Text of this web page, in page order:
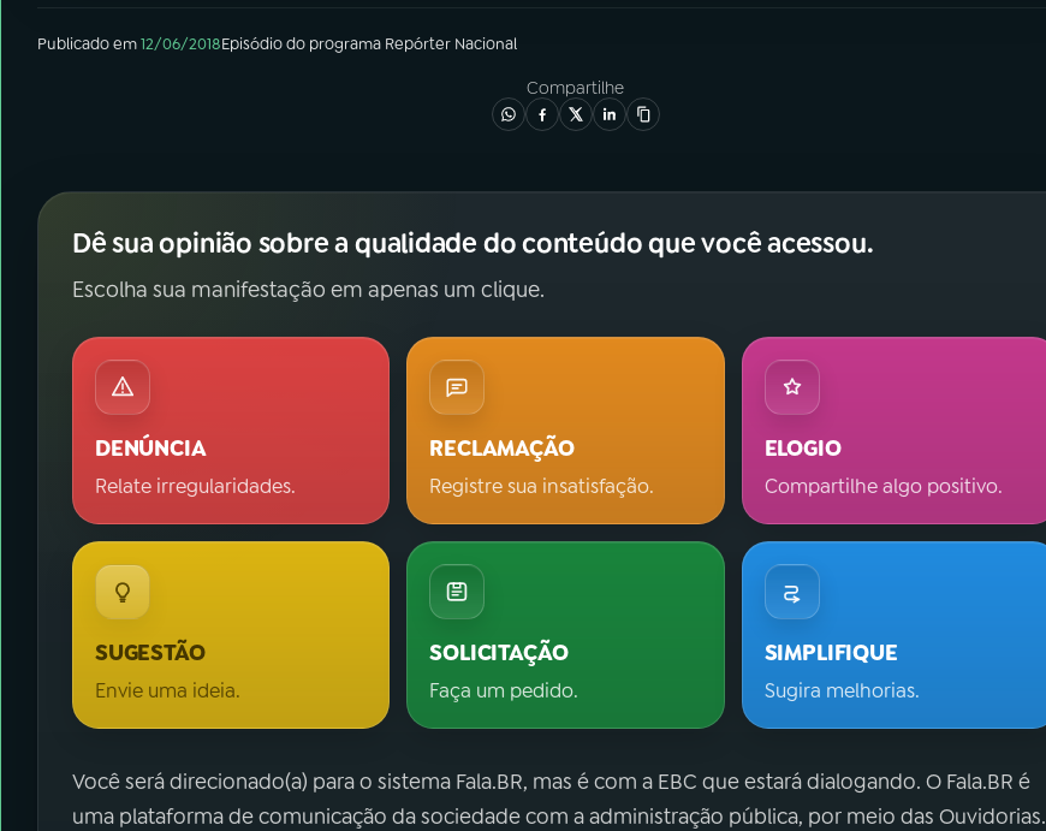
Publicado em12/06/2018Episódiodo programa Repórter Nacional
Compartilhe
Dê sua opinião sobre a qualidade do conteúdo que você acessou.
Escolha sua manifestação em apenas um clique.
DENÚNCIA
Relate irregularidades.
RECLAMAÇÃO
Registre sua insatisfação.
ELOGIO
Compartilhe algo positivo.
SUGESTÃO
Envie uma ideia.
SOLICITAÇÃO
Faça um pedido.
SIMPLIFIQUE
Sugira melhorias.
Você será direcionado(a) para o sistema Fala.BR, mas é com a EBC que estará dialogando. O Fala.BR é
uma plataforma de comunicação da sociedade com a administração pública, por meio das Ouvidorias.